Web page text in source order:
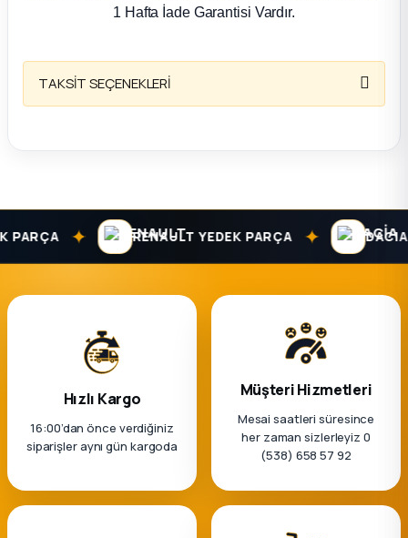
1 Hafta İade Garantisi Vardır.
TAKSİT SEÇENEKLERİ
✦ RENAULT YEDEK PARÇA ✦ DACIA
Hızlı Kargo
16:00’dan önce verdiğiniz
siparişler aynı gün kargoda
Müşteri Hizmetleri
Mesai saatleri süresince
her zaman sizlerleyiz 0
(538) 658 57 92